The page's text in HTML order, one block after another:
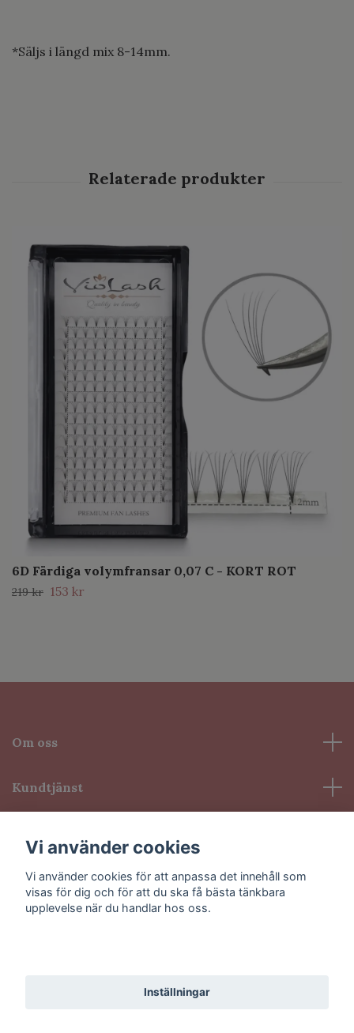
*Säljs i längd mix 8-14mm.
6D Färdiga volymfransar 0,07 C - KORT ROT
219 kr 153 kr
Om oss
Kundtjänst
Sociala medier
© 2026 VioLash
Vi använder cookies
Vi använder cookies för att anpassa det innehåll som
visas för dig och för att du ska få bästa tänkbara
upplevelse när du handlar hos oss.
Inställningar